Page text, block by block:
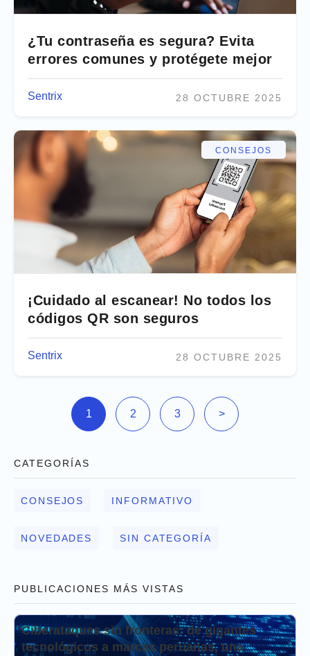
¿Tu contraseña es segura? Evita
errores comunes y protégete mejor
Sentrix 28 OCTUBRE 2025
CONSEJOS
¡Cuidado al escanear! No todos los
códigos QR son seguros
Sentrix 28 OCTUBRE 2025
1 2 3 >
CATEGORÍAS
CONSEJOS INFORMATIVO
NOVEDADES SIN CATEGORÍA
PUBLICACIONES MÁS VISTAS
Ciberataques sin fronteras: de gigantes
tecnológicos a marcas peruanas, una